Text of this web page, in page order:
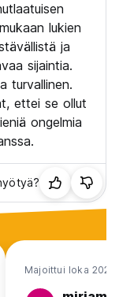
lukien
ja
sijaintia.
turvallinen.
ettei se ollut
ongelmia
Majoittui loka 2025